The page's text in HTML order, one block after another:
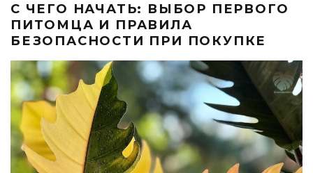
С ЧЕГО НАЧАТЬ: ВЫБОР ПЕРВОГО
ПИТОМЦА И ПРАВИЛА
БЕЗОПАСНОСТИ ПРИ ПОКУПКЕ